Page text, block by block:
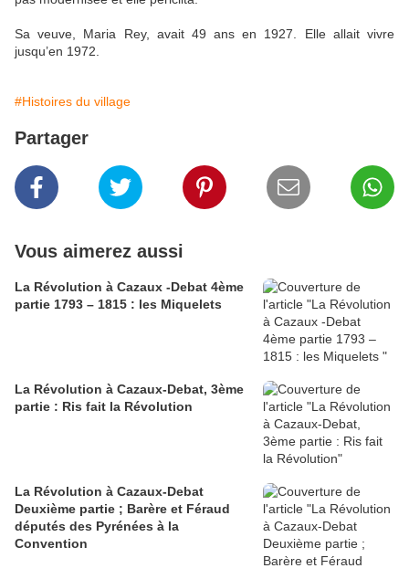
Sa veuve, Maria Rey, avait 49 ans en 1927. Elle allait vivre
jusqu’en 1972.
#Histoires du village
Partager
Vous aimerez aussi
La Révolution à Cazaux -Debat 4ème
partie 1793 – 1815 : les Miquelets
La Révolution à Cazaux-Debat, 3ème
partie : Ris fait la Révolution
La Révolution à Cazaux-Debat
Deuxième partie ; Barère et Féraud
députés des Pyrénées à la
Convention